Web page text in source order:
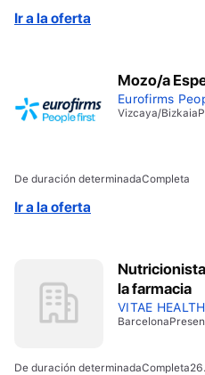
Ir a la oferta
Mozo/a
Eurofirms
Vizcaya/Bizkaia
De duración determinadaCompleta
Ir a la oferta
la farmacia
VITAE
Barcelona
De duración determinadaCompleta